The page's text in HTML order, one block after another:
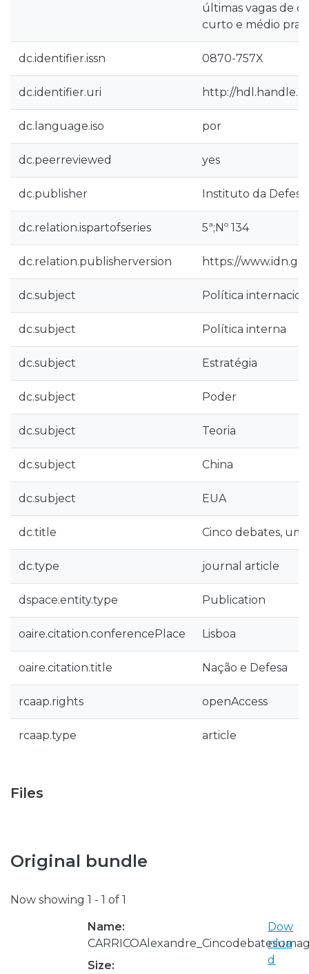
últimas vagas de
curto e médio
dc.identifier.issn 0870-757X
dc.identifier.uri http://
dc.language.iso por
dc.peerreviewed yes
dc.publisher Instituto da
dc.relation.ispartofseries 5ª;Nº 134
dc.relation.publisherversion https://
dc.subject Política
dc.subject Política interna
dc.subject Estratégia
dc.subject Poder
dc.subject Teoria
dc.subject China
dc.subject EUA
dc.title Cinco debates,
dc.type journal article
dspace.entity.type Publication
oaire.citation.conferencePlace Lisboa
oaire.citation.title Nação e Defesa
rcaap.rights openAccess
rcaap.type article
Files
Original bundle
Now showing 1 - 1 of 1
Name:
Size:
Dow
nloa
d